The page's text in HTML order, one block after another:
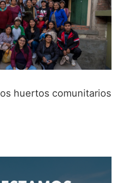
huertos comunitarios